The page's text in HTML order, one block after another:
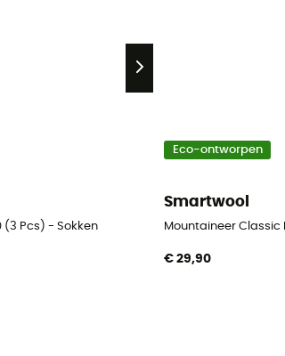
(3 Pcs) - Sokken
Eco-ontworpen
Smartwool
Mountaineer Classic
€ 29,90